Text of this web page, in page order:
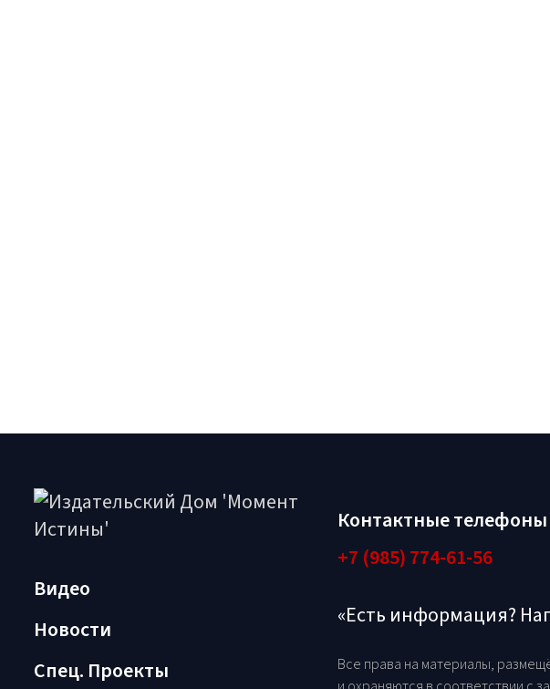
Видео
Новости
Спец. Проекты
Контактные телефоны
+7 (985) 774-61-56
«Есть информация?
Все права на материалы,